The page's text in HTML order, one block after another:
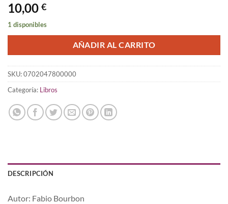
10,00 €
1 disponibles
AÑADIR AL CARRITO
SKU:0702047800000
Categoría: Libros
DESCRIPCIÓN
Autor: Fabio Bourbon